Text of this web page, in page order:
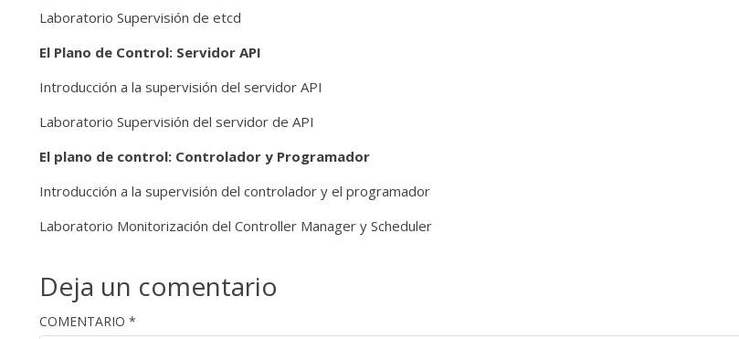
Laboratorio Supervisión de etcd
El Plano de Control: Servidor API
Introducción a la supervisión del servidor API
Laboratorio Supervisión del servidor de API
El plano de control: Controlador y Programador
Introducción a la supervisión del controlador y el programador
Laboratorio Monitorización del Controller Manager y Scheduler
Deja un comentario
COMENTARIO *